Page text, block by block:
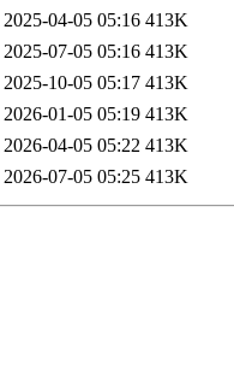
2025-04-05 05:16 413K
2025-07-05 05:16 413K
2025-10-05 05:17 413K
2026-01-05 05:19 413K
2026-04-05 05:22 413K
2026-07-05 05:25 413K